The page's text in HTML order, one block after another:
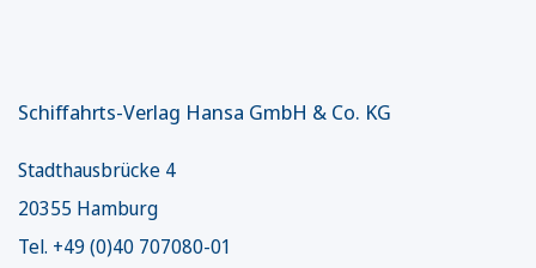
Schiffahrts-Verlag Hansa GmbH & Co. KG
Stadthausbrücke 4
20355 Hamburg
Tel. +49 (0)40 707080-01